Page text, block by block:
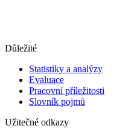
Důležité
Statistiky a analýzy
Evaluace
Pracovní příležitosti
Slovník pojmů
Užitečné odkazy